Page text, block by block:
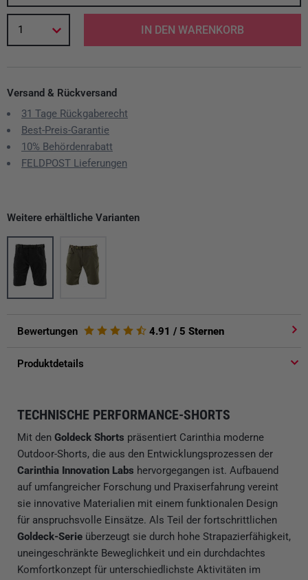
1 IN DEN WARENKORB
Versand & Rückversand
31 Tage Rückgaberecht
Best-Preis-Garantie
10% Behördenrabatt
FELDPOST Lieferungen
Weitere erhältliche Varianten
Bewertungen 4.91 / 5 Sternen
Produktdetails
TECHNISCHE PERFORMANCE-SHORTS
Mit den Goldeck Shorts präsentiert Carinthia moderne
Outdoor-Shorts, die aus den Entwicklungsprozessen der
Carinthia Innovation Labs hervorgegangen ist. Aufbauend
auf umfangreicher Forschung und Praxiserfahrung vereint
sie innovative Materialien mit einem funktionalen Design
für anspruchsvolle Einsätze. Als Teil der fortschrittlichen
Goldeck-Serie überzeugt sie durch hohe Strapazierfähigkeit,
uneingeschränkte Beweglichkeit und ein durchdachtes
Komfortkonzept für unterschiedlichste Aktivitäten im